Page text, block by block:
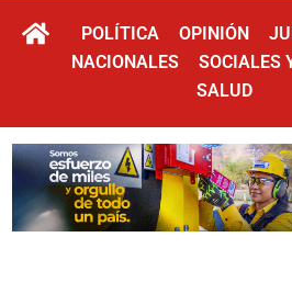
POLÍTICA OPINIÓN
NACIONALES
SOCIALES
SALUD